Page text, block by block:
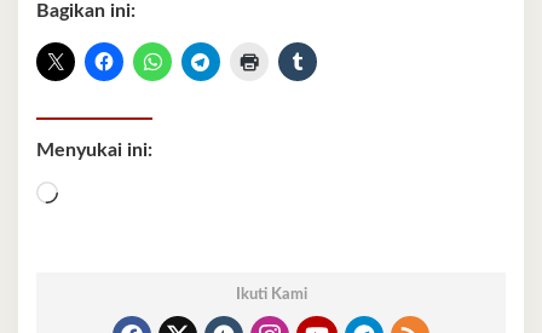
Bagikan ini:
Menyukai ini:
Memuat...
Ikuti Kami